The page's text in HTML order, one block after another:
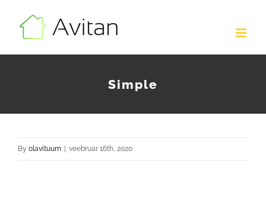
Simple
By olavituum veebruar 16th, 2020